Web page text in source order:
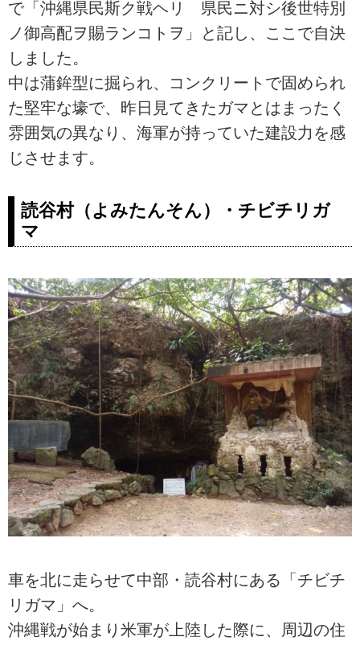
で「沖縄県民斯ク戦ヘリ 県民ニ対シ後世特別
ノ御高配ヲ賜ランコトヲ」と記し、ここで自決
しました。
中は蒲鉾型に掘られ、コンクリートで固められ
た堅牢な壕で、昨日見てきたガマとはまったく
雰囲気の異なり、海軍が持っていた建設力を感
じさせます。
読谷村（よみたんそん）・チビチリガ
マ
車を北に走らせて中部・読谷村にある「チビチ
リガマ」へ。
沖縄戦が始まり米軍が上陸した際に、周辺の住